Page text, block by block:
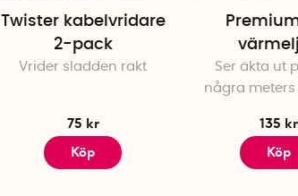
Twister kabelvridare
2-pack
Vrider sladden rakt
75 kr
Köp
Premium
Ser äkta ut
några meters
135 kr
Köp